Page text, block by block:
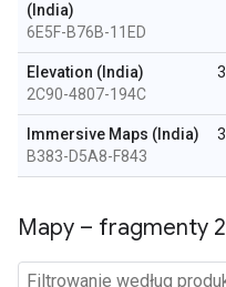
(India)
6E5F-B76B-11ED
Elevation (India)
2C90-4807-194C
Immersive Maps (India)
B383-D5A8-F843
Mapy – fragmenty